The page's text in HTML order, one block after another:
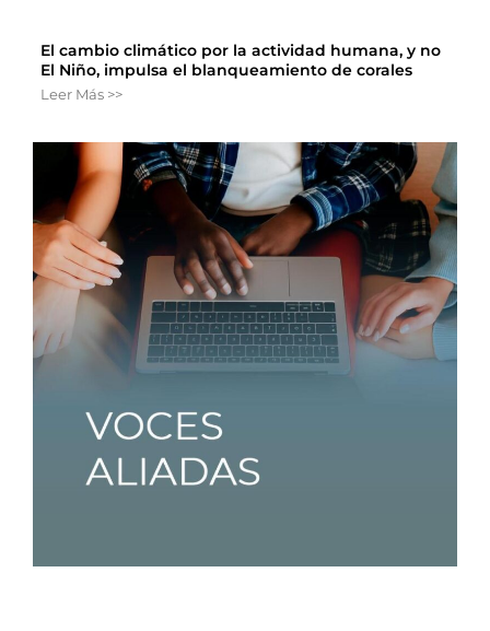
El cambio climático por la actividad humana, y no
El Niño, impulsa el blanqueamiento de corales
Leer Más >>